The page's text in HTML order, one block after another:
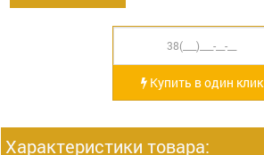
Купить в один клик
Характеристики товара: